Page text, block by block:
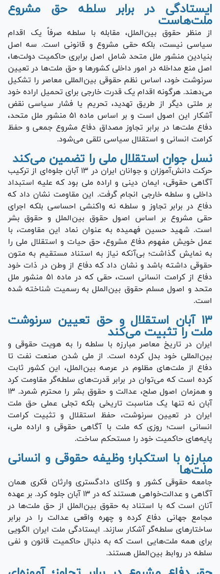
ایستادگی در برابر سلطه حق مشروع
ملت‌هاست
از منظر حقوق بین‌الملل، مقابله با سلطه صرفاً یک اقدام
سیاسی نیست، بلکه حقی مشروع و قانونی است. سه اصل
بنیادین منشور ملل متحد شامل اصل برابری حاکمیت دولت‌ها،
اصل منع مداخله در امور داخلی کشور‌ها و حق ملت‌ها در تعیین
سرنوشت خود، اساس نظم حقوقی بین‌المللی معاصر را تشکیل
می‌دهند. هرگونه اقدام یک قدرت خارجی برای تحمیل اراده خود
بر ملتی دیگر از طریق تهدید، تحریم یا فشار سیاسی نقض
آشکار این اصول است و بر اساس ماده ۵۱ منشور ملل متحد،
دفاع ملت‌ها در برابر تجاوز مصداق دفاع مشروع جمعی و حفظ
کرامت انسانی و استقلال سیاسی تلقی می‌شود.
نسل جوان استقلال ملی را تضمین می‌کند
حرکت دانش‌آموزان و جوانان ایران در ۱۳ آبان جلوه‌ای از ترکیب
آگاهی حقوقی، ایمان دینی و اراده ملی بود که علیه استبداد
داخلی و سلطه خارجی انجام گرفت. این مقاومت نشان داد که
دفاع در برابر تجاوز و سلطه نه واکنشی احساسی بلکه اجرای
حقی مشروع بر اساس اصول حقوق بین‌الملل و حقوق بشر
است. شهید حسین فهمیده به عنوان نماد این مقاومت، با
عمل خویش مفهوم دفاع مشروع، حق حیات و استقلال ملی را
به نمایش گذاشت؛ بی‌آنکه نیاز به استناد مستقیم به متون
حقوقی داشته باشد و نشان داد که دفاع از وطن در ذات خود
دفاع از کرامت انسانی است، حقی که در ماده ۵۱ منشور ملل
متحد و اصول مسلم حقوق بین‌الملل به رسمیت شناخته شده
است.
۱۳ آبان استقلال و حق تعیین سرنوشت
ملت را تثبیت می‌کند
ایران در تاریخ معاصر مبارزه با سلطه را به هویت حقوقی و
بین‌المللی خود بدل کرده است. از ملی شدن صنعت نفت تا
دفاع از ملت‌های مظلوم در عرصه بین‌الملل، این کشور ثابت
کرده است که می‌توان در برابر قدرت‌های سلطه‌گر مقاومت کرد
و همزمان اصول صلح، عدالت و حقوق بشر را محترم شمرد. ۱۳
آبان نه تنها یک مناسبت تاریخی بلکه تجلی عملی حق ملت
ایران در تعیین سرنوشت، حفظ استقلال و تثبیت کرامت
انسانی است؛ روزی که ملت با آگاهی حقوقی و اراده ملی،
پایه‌های حاکمیت خود را مستحکم ساخت.
مبارزه با استکبار؛ وظیفه حقوقی و انسانی
ملت‌ها
جامعه حقوقی کشور و وکلای دادگستری وارثان فکری همان
آگاهی و عدالت‌خواهی هستند که در ۱۳ آبان جلوه کرد. بر عهده
آنان است که با استناد به حقوق بین‌الملل از حق ملت‌ها در
مجامع جهانی دفاع کرده و چهره واقعی عدالت را در برابر
ساختار‌های سلطه‌گر آشکار سازند. ایستادگی ملت ایران الگویی
برای همه ملت‌هایی است که به دنبال حاکمیت قانون و نفی
سلطه در روابط بین‌الملل هستند.